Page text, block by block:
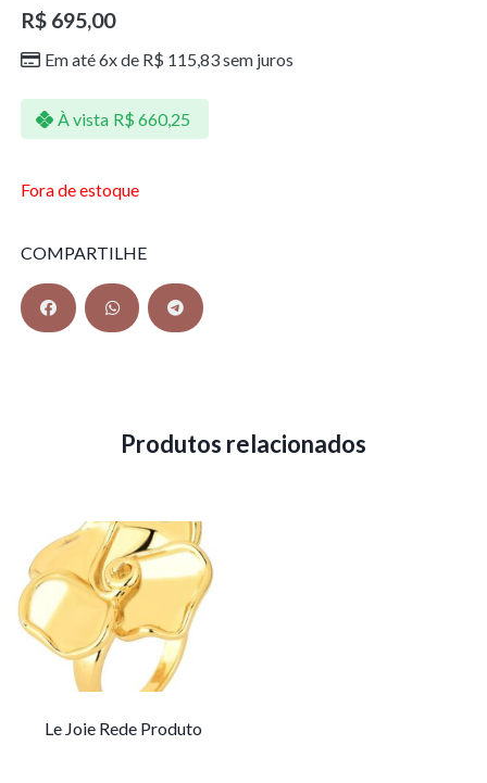
R$695,00
Em até 6x de R$ 115,83sem juros
À vista R$ 660,25
Fora de estoque
COMPARTILHE
Produtos relacionados
Le Joie Rede Produto